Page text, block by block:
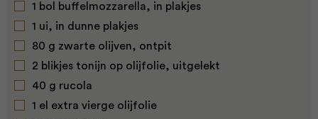
1 bol buffelmozzarella, in plakjes
1 ui, in dunne plakjes
80 g zwarte olijven, ontpit
2 blikjes tonijn op olijfolie, uitgelekt
40 g rucola
1 el extra vierge olijfolie